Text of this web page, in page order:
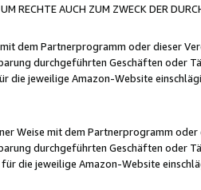
RECHTE AUCH ZUM ZWECK DER
dem Partnerprogramm oder dieser
durchgeführten Geschäften oder
die jeweilige Amazon-Website
Weise mit dem Partnerprogramm
durchgeführten Geschäften oder
die jeweilige Amazon-Website